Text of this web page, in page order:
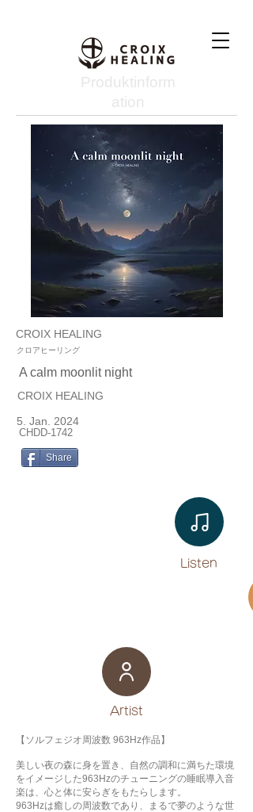
Produktinform
ation
CROIX HEALING
クロアヒーリング
A calm moonlit night
CROIX HEALING
5. Jan. 2024
CHDD-1742
Share
Listen​
​Artist
【ソルフェジオ周波数 963Hz作品】
美しい夜の森に身を置き、自然の調和に満ちた環境
をイメージした963Hzのチューニングの睡眠導入音
楽は、心と体に安らぎをもたらします。
963Hzは癒しの周波数であり、まるで夢のような世